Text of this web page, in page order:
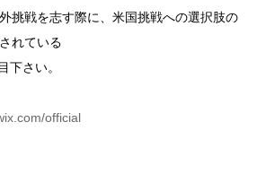
挑戦を志す際に、米国挑戦への選択肢の
れている
下さい。
official